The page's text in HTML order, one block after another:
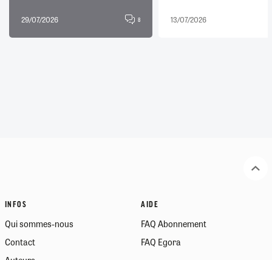
29/07/2026 8 13/07/2026
INFOS
Qui sommes-nous
Contact
AIDE
FAQ Abonnement
FAQ Egora